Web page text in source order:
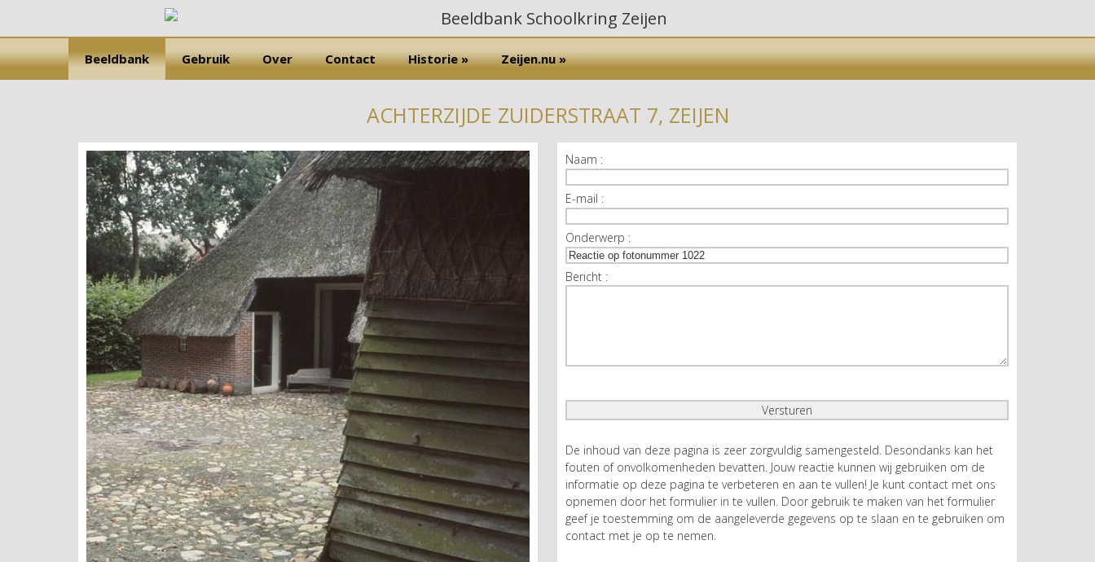
Beeldbank Gebruik Over Contact Historie » Zeijen.nu »
ACHTERZIJDE ZUIDERSTRAAT 7, ZEIJEN
Naam :
E-mail :
Onderwerp :
Bericht :
De inhoud van deze pagina is zeer zorgvuldig samengesteld. Desondanks kan het
fouten of onvolkomenheden bevatten. Jouw reactie kunnen wij gebruiken om de
informatie op deze pagina te verbeteren en aan te vullen! Je kunt contact met ons
opnemen door het formulier in te vullen. Door gebruik te maken van het formulier
geef je toestemming om de aangeleverde gegevens op te slaan en te gebruiken om
contact met je op te nemen.